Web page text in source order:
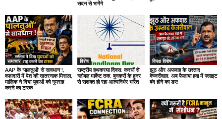
सदन से भागेंगे
समाचार
AAP के ‘पालतुओं’ से सावधान !,
वफादारी में पेश की खतरनाक मिसाल,
मालिक ने दिया युवाओं को गुमराह
करने का टास्क
विशेष
राष्ट्रीय हथकरघा दिवस: करघों से
ग्लोबल मार्केट तक, बुनकरों के हुनर
से सशक्त हो रहा आत्मनिर्भर भारत
विपक्ष विशेष
झूठ और अफवाह के उस्ताद
केजरीवाल: अब फैलाया हवा में फ्लाइट
बंद होने का डर!